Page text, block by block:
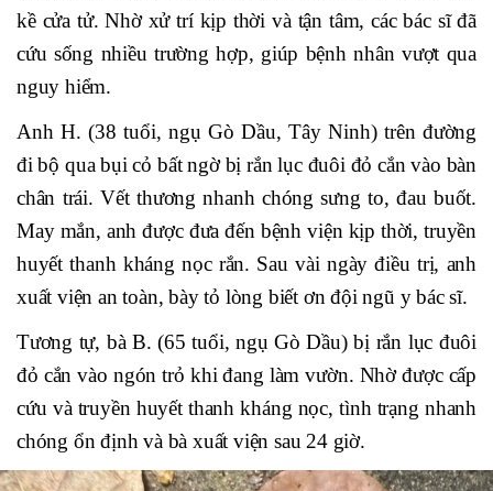
kề cửa tử. Nhờ xử trí kịp thời và tận tâm, các bác sĩ đã
cứu sống nhiều trường hợp, giúp bệnh nhân vượt qua
nguy hiểm.
Anh H. (38 tuổi, ngụ Gò Dầu, Tây Ninh) trên đường
đi bộ qua bụi cỏ bất ngờ bị rắn lục đuôi đỏ cắn vào bàn
chân trái. Vết thương nhanh chóng sưng to, đau buốt.
May mắn, anh được đưa đến bệnh viện kịp thời, truyền
huyết thanh kháng nọc rắn. Sau vài ngày điều trị, anh
xuất viện an toàn, bày tỏ lòng biết ơn đội ngũ y bác sĩ.
Tương tự, bà B. (65 tuổi, ngụ Gò Dầu) bị rắn lục đuôi
đỏ cắn vào ngón trỏ khi đang làm vườn. Nhờ được cấp
cứu và truyền huyết thanh kháng nọc, tình trạng nhanh
chóng ổn định và bà xuất viện sau 24 giờ.